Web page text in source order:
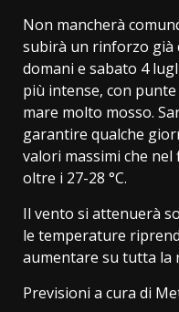
Non mancherà
subirà un rinforzo
domani e sabato 4
più intense, con
mare molto mosso.
garantire qualche
valori massimi che
oltre i 27-28 °C.
Il vento si attenuerà
le temperature
aumentare su tutta la
Previsioni a cura di